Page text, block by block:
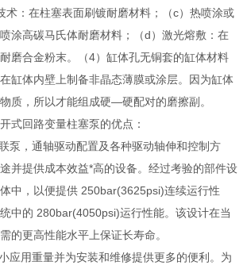
术：在柱塞表面刷镀耐磨材料；（c）热喷涂或
涂高碳马氏体耐磨材料；（d）激光熔敷：在
磨合金粉末。（4）缸体孔无铜套的缸体材料
缸体内壁上制备非晶态薄膜或涂层。因为缸体
质，所以才能组成硬—硬配对的磨擦副。
式回路变量柱塞泵的优点：
泵，通轴驱动配置及各种驱动轴伸和控制方
并提供成本效益*高的设备。经过考验的部件设
中，以便提供 250bar(3625psi)连续运行性
中的 280bar(4050psi)运行性能。该设计在当
的更高性能水平上保证长寿命。
应用重量并为安装和维修提供更多的便利。为